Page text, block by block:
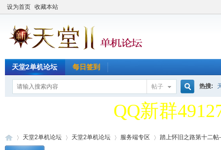
设为首页 收藏本站
天堂2单机论坛 每日签到
帖子 热搜:
天堂2单机
QQ新群
天堂2单机
天堂2单机论坛 天堂2单机论坛 服务端专区 踏上怀旧之路第十二帖